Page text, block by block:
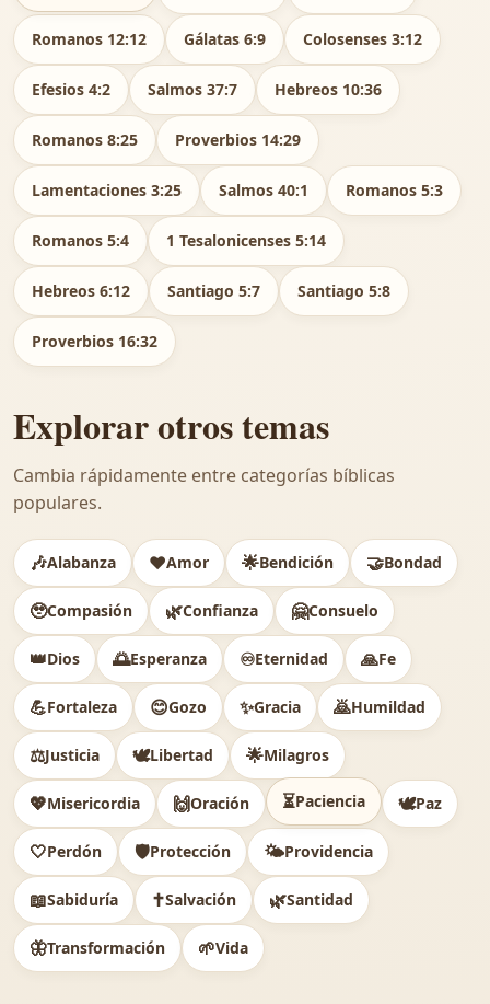
Romanos 12:12 Gálatas 6:9 Colosenses 3:12
Efesios 4:2 Salmos 37:7 Hebreos 10:36
Romanos 8:25 Proverbios 14:29
Lamentaciones 3:25 Salmos 40:1 Romanos 5:3
Romanos 5:4 1 Tesalonicenses 5:14
Hebreos 6:12 Santiago 5:7 Santiago 5:8
Proverbios 16:32
Explorar otros temas
Cambia rápidamente entre categorías bíblicas
populares.
🎶Alabanza ❤️Amor 🌟Bendición 🤝Bondad
🥹Compasión 🌿Confianza 🤗Consuelo
👑Dios 🌅Esperanza ♾️Eternidad 🙏Fe
💪Fortaleza 😊Gozo ✨Gracia 🙇Humildad
⚖️Justicia 🕊Libertad 🌟Milagros
💖Misericordia 🙌Oración ⏳Paciencia 🕊️Paz
🤍Perdón 🛡️Protección 🌤️Providencia
📖Sabiduría ✝️Salvación 🌿Santidad
🦋Transformación 🌱Vida